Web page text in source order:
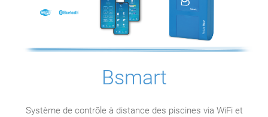
Bsmart
Système de contrôle à distance des piscines via WiFi et